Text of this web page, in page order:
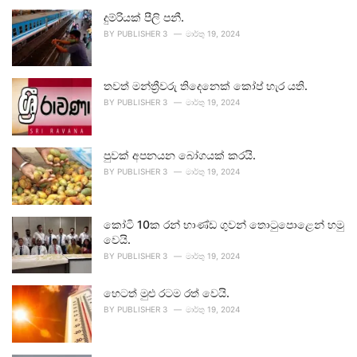
දුම්රියක් පීලි පනී.
BY PUBLISHER 3 මාර්තු 19, 2024
තවත් මන්ත්‍රීවරු තිදෙනෙක් කෝප් හැර යති.
BY PUBLISHER 3 මාර්තු 19, 2024
පුවක් අපනයන බෝගයක් කරයි.
BY PUBLISHER 3 මාර්තු 19, 2024
කෝටි 10ක රන් භාණ්ඩ ගුවන් තොටුපොළෙන් හමු
වෙයි.
BY PUBLISHER 3 මාර්තු 19, 2024
හෙටත් මුළු රටම රත් වෙයි.
BY PUBLISHER 3 මාර්තු 19, 2024